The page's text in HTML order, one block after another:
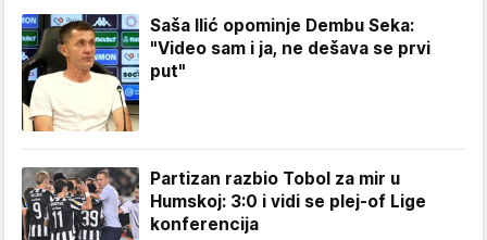
Saša Ilić opominje Dembu Seka:
"Video sam i ja, ne dešava se prvi
put"
Partizan razbio Tobol za mir u
Humskoj: 3:0 i vidi se plej-of Lige
konferencija